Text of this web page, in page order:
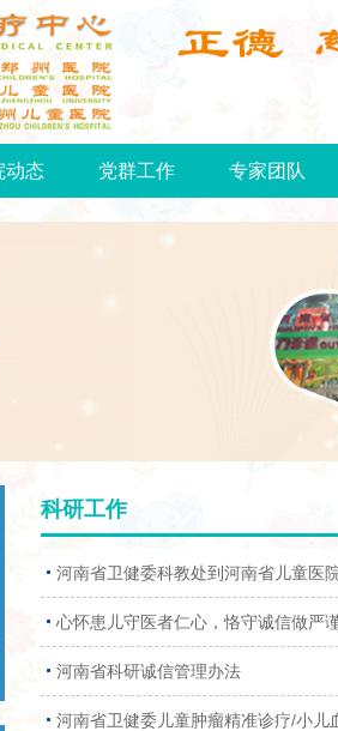
动态 党群工作 专家团队
科研工作
河南省卫健委科教处到河南省儿童医
心怀患儿守医者仁心，恪守诚信做严
河南省科研诚信管理办法
河南省卫健委儿童肿瘤精准诊疗/小